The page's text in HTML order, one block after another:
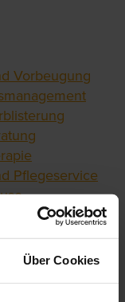
Über Cookies
Vorbeugung
Pflegeservice